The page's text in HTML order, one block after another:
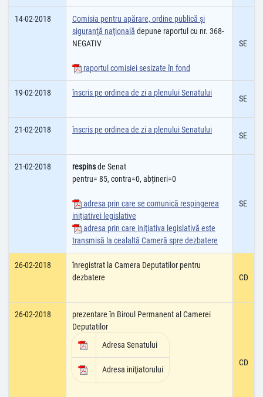
14-02-2018
Comisia pentru apărare, ordine publică şi
siguranţă naţională depune raportul cu nr. 368-
NEGATIV
raportul comisiei sesizate în fond
SE
19-02-2018 înscris pe ordinea de zi a plenului Senatului
SE
21-02-2018 înscris pe ordinea de zi a plenului Senatului
SE
21-02-2018 respinsde Senat
pentru= 85, contra=0, abțineri=0
adresa prin care se comunică respingerea
iniţiativei legislative
adresa prin care iniţiativa legislativă este
transmisă la cealaltă Cameră spre dezbatere
SE
26-02-2018
înregistrat la Camera Deputatilor pentru
dezbatere
CD
26-02-2018
prezentare în Biroul Permanent al Camerei
Deputatilor
Adresa Senatului
Adresa iniţiatorului
CD